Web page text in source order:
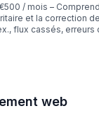
/ mois –
et la correction
flux cassés, erreurs
web